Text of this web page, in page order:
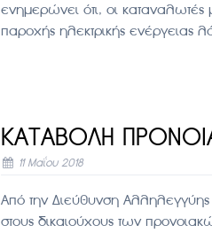
ενημερώνει ότι, οι
παροχής ηλεκτρικής
ΚΑΤΑΒΟΛΗ
11 Μαΐου 2018
Από την Διεύθυνση
στους δικαιούχους των